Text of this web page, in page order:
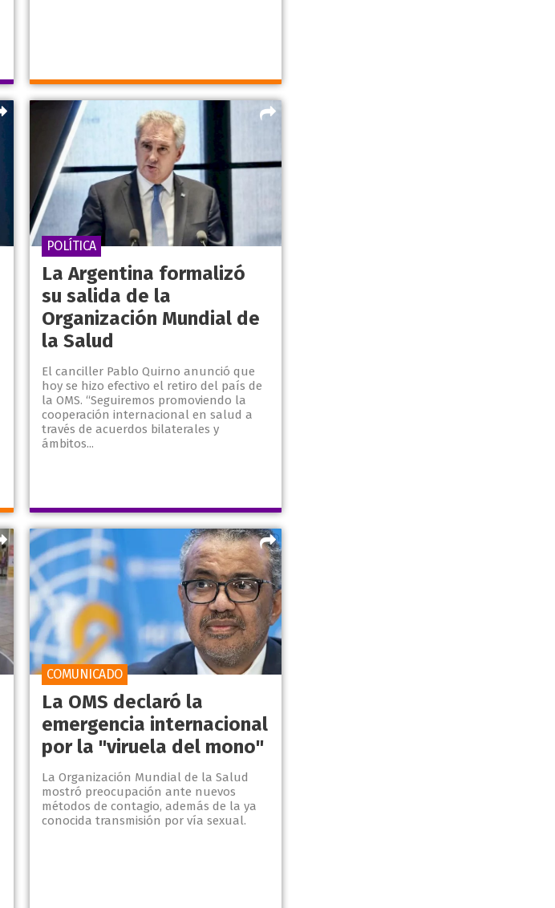
La Argentina formalizó
su salida de la
Organización Mundial de
la Salud
El canciller Pablo Quirno anunció que
hoy se hizo efectivo el retiro del país de
la OMS. “Seguiremos promoviendo la
cooperación internacional en salud a
través de acuerdos bilaterales y
ámbitos...
POLÍTICA
La OMS declaró la
emergencia internacional
por la "viruela del mono"
La Organización Mundial de la Salud
mostró preocupación ante nuevos
métodos de contagio, además de la ya
conocida transmisión por vía sexual.
COMUNICADO